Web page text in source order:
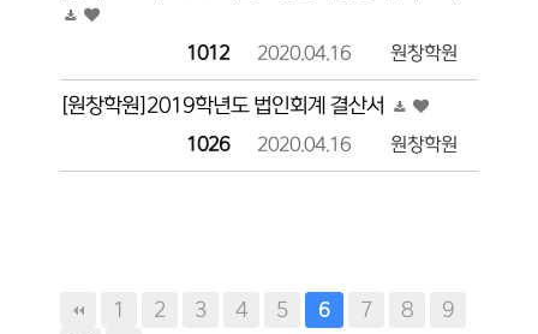
원창학원
2020.04.16
1012
[원창학원]2019학년도 법인회계 결산서
원창학원
2020.04.16
1026
1 2 3 4 5 6 7 8
9